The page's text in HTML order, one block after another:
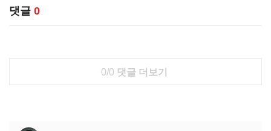
댓글 0
0/0 댓글 더보기